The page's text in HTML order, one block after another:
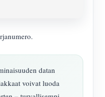
datan
voivat luoda